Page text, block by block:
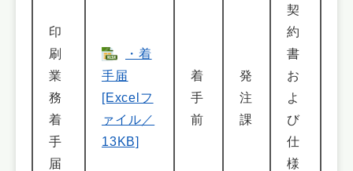
印
刷
業
務
着
手
届
・着
手届
[Excelフ
ァイル／
13KB]
着
手
前
発
注
課
契
約
書
お
よ
び
仕
様